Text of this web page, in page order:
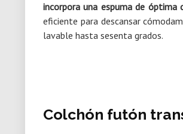
incorpora una espuma de
eficiente para descansar
lavable hasta sesenta grados.
Colchón futón